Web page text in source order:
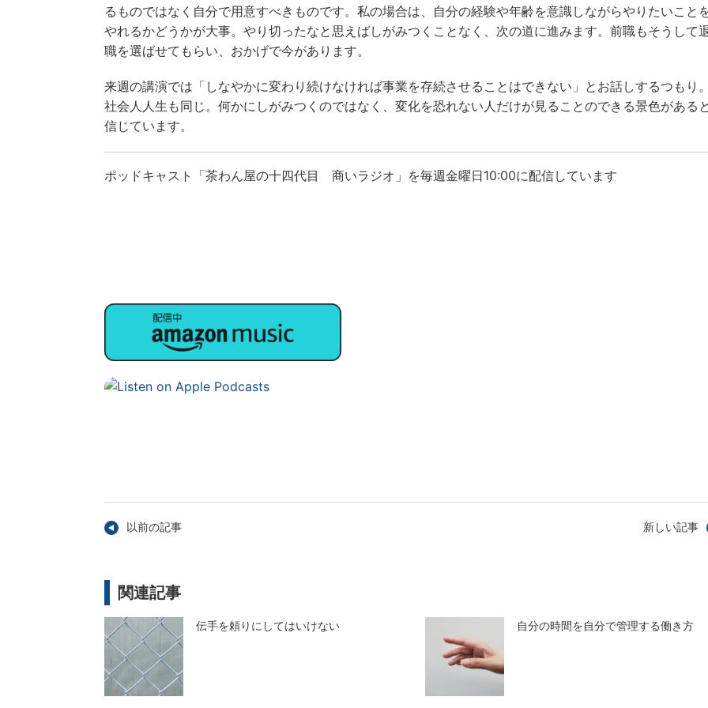
るものではなく自分で用意すべきものです。私の場合は、自分の経験や年齢を意識しながらやりたいこと
やれるかどうかが大事。やり切ったなと思えばしがみつくことなく、次の道に進みます。前職もそうして
職を選ばせてもらい、おかげで今があります。
来週の講演では「しなやかに変わり続けなければ事業を存続させることはできない」とお話しするつもり。
社会人人生も同じ。何かにしがみつくのではなく、変化を恐れない人だけが見ることのできる景色があると
信じています。
ポッドキャスト「茶わん屋の十四代目 商いラジオ」を毎週金曜日10:00に配信しています
以前の記事 新しい記事
関連記事
伝手を頼りにしてはいけない 自分の時間を自分で管理する働き方